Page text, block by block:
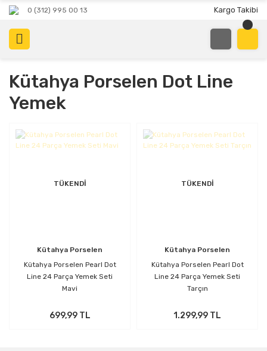
0 (312) 995 00 13 Kargo Takibi
Kütahya Porselen Dot Line
Yemek
TÜKENDİ
Kütahya Porselen
Kütahya Porselen Pearl Dot
Line 24 Parça Yemek Seti
Mavi
699,99 TL
TÜKENDİ
Kütahya Porselen
Kütahya Porselen Pearl Dot
Line 24 Parça Yemek Seti
Tarçın
1.299,99 TL